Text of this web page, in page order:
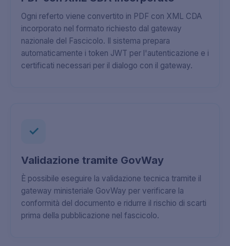
Ogni referto viene convertito in PDF con XML CDA
incorporato nel formato richiesto dal gateway
nazionale del Fascicolo. Il sistema prepara
automaticamente i token JWT per l'autenticazione e i
certificati necessari per il dialogo con il gateway.
✓
Validazione tramite GovWay
È possibile eseguire la validazione tecnica tramite il
gateway ministeriale GovWay per verificare la
conformità del documento e ridurre il rischio di scarti
prima della pubblicazione nel fascicolo.